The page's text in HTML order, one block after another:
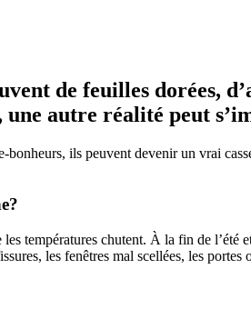
de feuilles dorées,
autre réalité peut
bonheurs, ils peuvent devenir un vrai
températures chutent. À la fin de l’été
les fenêtres mal scellées, les